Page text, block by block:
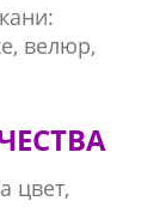
велюр,
цвет,